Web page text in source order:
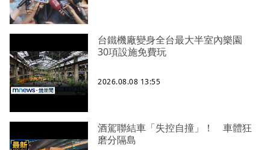
台鐵機廠變身全台最大半室內樂園
30項設施免費玩
2026.08.08 13:55
酒駕聯結車「失控自撞」！ 車體狂
磨分隔島